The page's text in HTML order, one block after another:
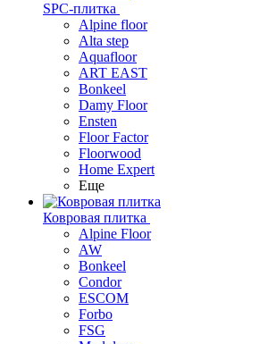
SPC-плитка
Alpine floor
Alta step
Aquafloor
ART EAST
Bonkeel
Damy Floor
Ensten
Floor Factor
Floorwood
Home Expert
Еще
Ковровая плитка
Alpine Floor
AW
Bonkeel
Condor
ESCOM
Forbo
FSG